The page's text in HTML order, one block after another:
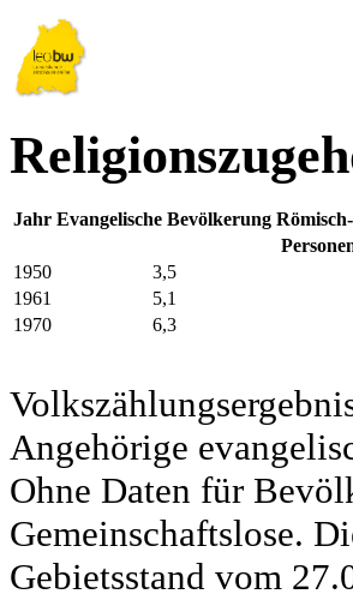
Jahr Evangelische Bevölkerung
1950
3,5
1961
5,1
1970
6,3
Angehörige
Ohne Daten für
Gemeinschaftslose.
Gebietsstand vom